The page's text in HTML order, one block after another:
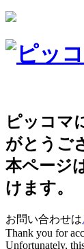
ピッコマ
がとうご
本ページ
けます。
お問い合わせは
Thank you for
Unfortunately,